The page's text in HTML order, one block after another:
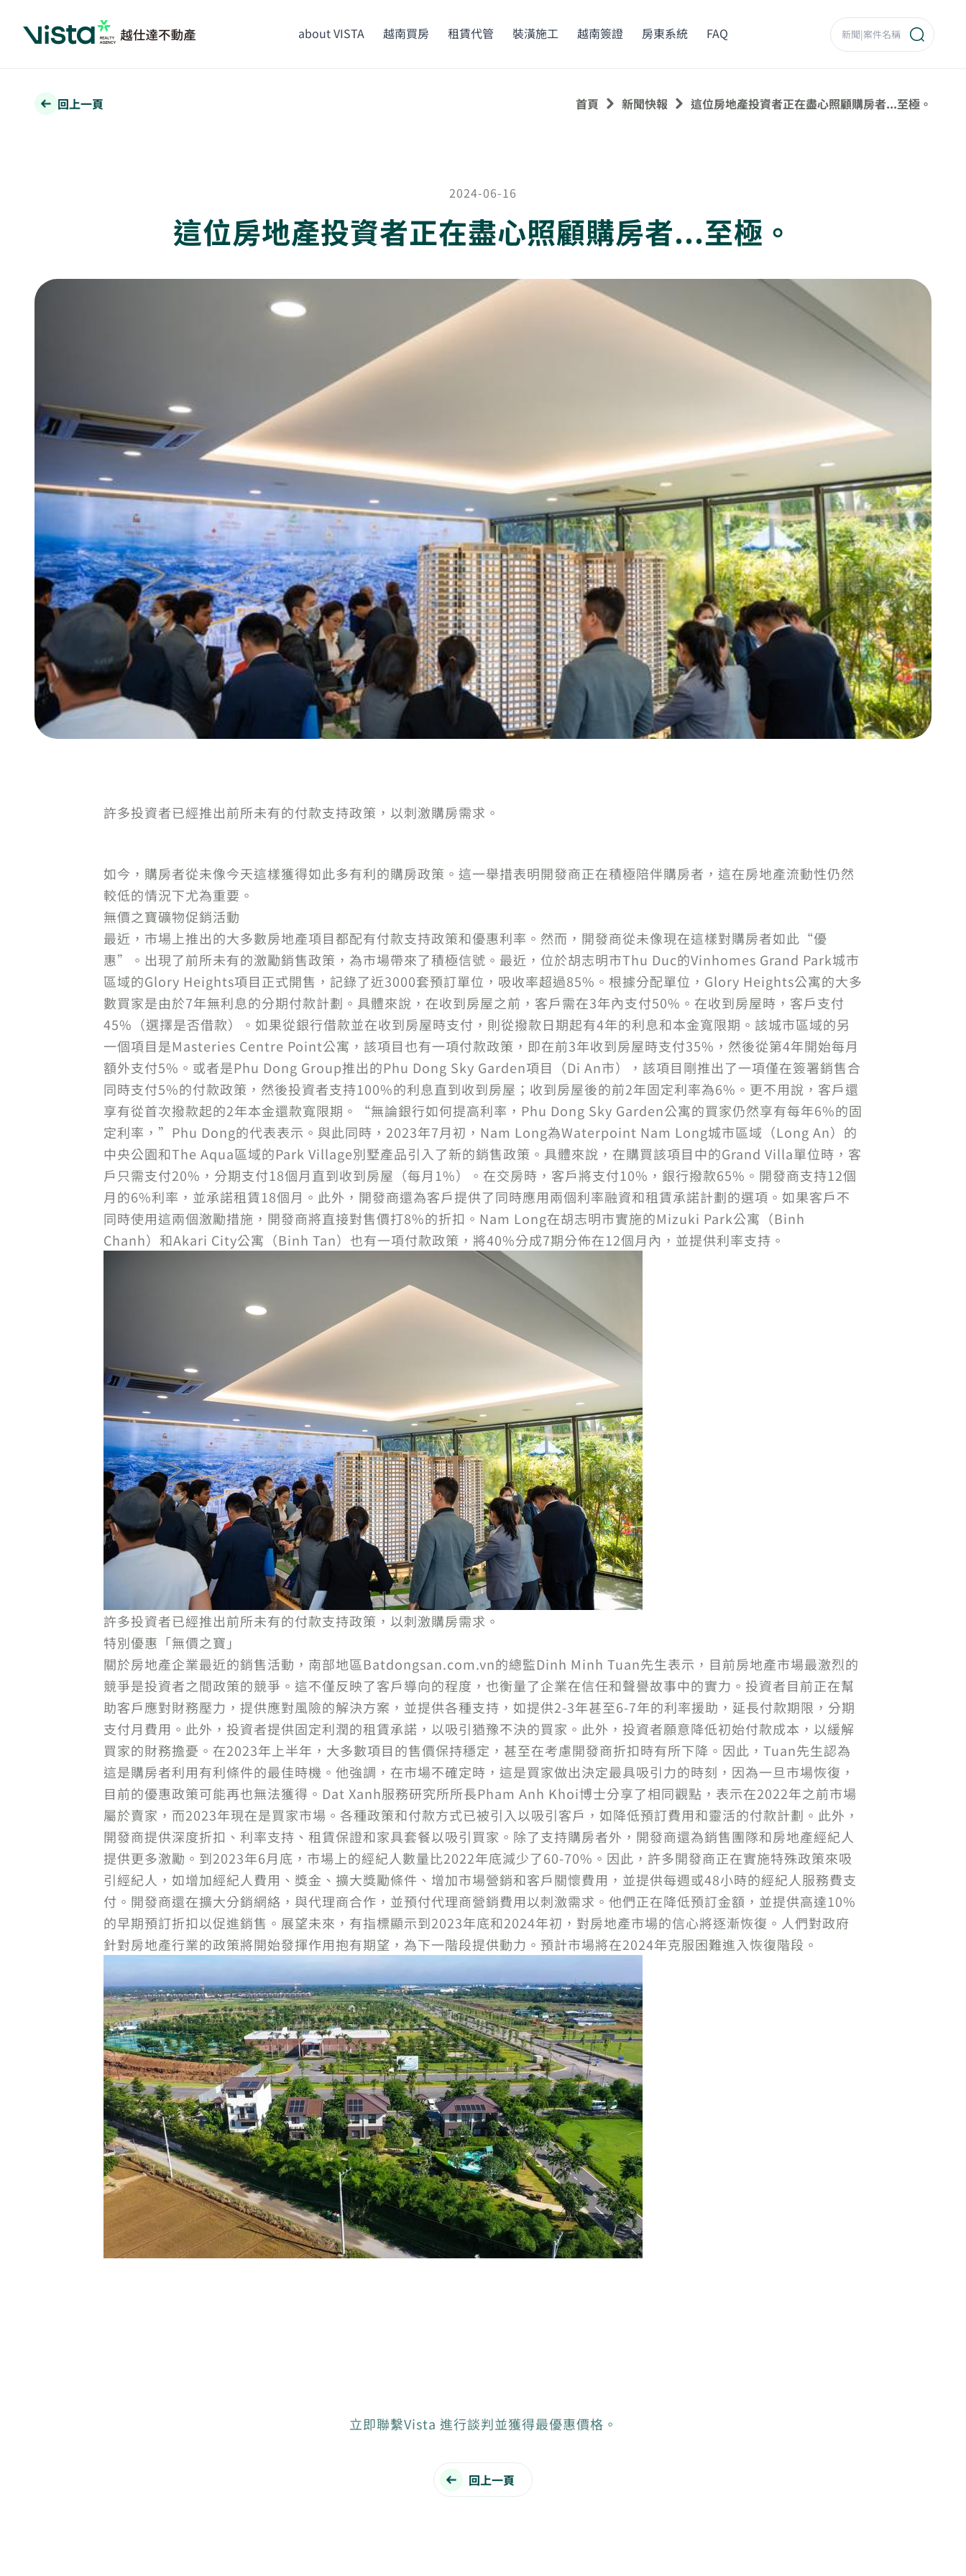
about VISTA 越南買房 租賃代管 裝潢施工 越南簽證 房東系統 FAQ
回上一頁 首頁 新聞快報 這位房地產投資者正在盡心照顧購房者...至極。
2024-06-16
這位房地產投資者正在盡心照顧購房者...至極。
許多投資者已經推出前所未有的付款支持政策，以刺激購房需求。
如今，購房者從未像今天這樣獲得如此多有利的購房政策。這一舉措表明開發商正在積極陪伴購房者，這在房地產流動性仍然
較低的情況下尤為重要。
無價之寶礦物促銷活動
最近，市場上推出的大多數房地產項目都配有付款支持政策和優惠利率。然而，開發商從未像現在這樣對購房者如此“優
惠”。出現了前所未有的激勵銷售政策，為市場帶來了積極信號。最近，位於胡志明市Thu Duc的Vinhomes Grand Park城市
區域的Glory Heights項目正式開售，記錄了近3000套預訂單位，吸收率超過85%。根據分配單位，Glory Heights公寓的大多
數買家是由於7年無利息的分期付款計劃。具體來說，在收到房屋之前，客戶需在3年內支付50%。在收到房屋時，客戶支付
45%（選擇是否借款）。如果從銀行借款並在收到房屋時支付，則從撥款日期起有4年的利息和本金寬限期。該城市區域的另
一個項目是Masteries Centre Point公寓，該項目也有一項付款政策，即在前3年收到房屋時支付35%，然後從第4年開始每月
額外支付5%。或者是Phu Dong Group推出的Phu Dong Sky Garden項目（Di An市），該項目剛推出了一項僅在簽署銷售合
同時支付5%的付款政策，然後投資者支持100%的利息直到收到房屋；收到房屋後的前2年固定利率為6%。更不用說，客戶還
享有從首次撥款起的2年本金還款寬限期。“無論銀行如何提高利率，Phu Dong Sky Garden公寓的買家仍然享有每年6%的固
定利率，”Phu Dong的代表表示。與此同時，2023年7月初，Nam Long為Waterpoint Nam Long城市區域（Long An）的
中央公園和The Aqua區域的Park Village別墅產品引入了新的銷售政策。具體來說，在購買該項目中的Grand Villa單位時，客
戶只需支付20%，分期支付18個月直到收到房屋（每月1%）。在交房時，客戶將支付10%，銀行撥款65%。開發商支持12個
月的6%利率，並承諾租賃18個月。此外，開發商還為客戶提供了同時應用兩個利率融資和租賃承諾計劃的選項。如果客戶不
同時使用這兩個激勵措施，開發商將直接對售價打8%的折扣。Nam Long在胡志明市實施的Mizuki Park公寓（Binh
Chanh）和Akari City公寓（Binh Tan）也有一項付款政策，將40%分成7期分佈在12個月內，並提供利率支持。
許多投資者已經推出前所未有的付款支持政策，以刺激購房需求。
特別優惠「無價之寶」
關於房地產企業最近的銷售活動，南部地區Batdongsan.com.vn的總監Dinh Minh Tuan先生表示，目前房地產市場最激烈的
競爭是投資者之間政策的競爭。這不僅反映了客戶導向的程度，也衡量了企業在信任和聲譽故事中的實力。投資者目前正在幫
助客戶應對財務壓力，提供應對風險的解決方案，並提供各種支持，如提供2-3年甚至6-7年的利率援助，延長付款期限，分期
支付月費用。此外，投資者提供固定利潤的租賃承諾，以吸引猶豫不決的買家。此外，投資者願意降低初始付款成本，以緩解
買家的財務擔憂。在2023年上半年，大多數項目的售價保持穩定，甚至在考慮開發商折扣時有所下降。因此，Tuan先生認為
這是購房者利用有利條件的最佳時機。他強調，在市場不確定時，這是買家做出決定最具吸引力的時刻，因為一旦市場恢復，
目前的優惠政策可能再也無法獲得。Dat Xanh服務研究所所長Pham Anh Khoi博士分享了相同觀點，表示在2022年之前市場
屬於賣家，而2023年現在是買家市場。各種政策和付款方式已被引入以吸引客戶，如降低預訂費用和靈活的付款計劃。此外，
開發商提供深度折扣、利率支持、租賃保證和家具套餐以吸引買家。除了支持購房者外，開發商還為銷售團隊和房地產經紀人
提供更多激勵。到2023年6月底，市場上的經紀人數量比2022年底減少了60-70%。因此，許多開發商正在實施特殊政策來吸
引經紀人，如增加經紀人費用、獎金、擴大獎勵條件、增加市場營銷和客戶關懷費用，並提供每週或48小時的經紀人服務費支
付。開發商還在擴大分銷網絡，與代理商合作，並預付代理商營銷費用以刺激需求。他們正在降低預訂金額，並提供高達10%
的早期預訂折扣以促進銷售。展望未來，有指標顯示到2023年底和2024年初，對房地產市場的信心將逐漸恢復。人們對政府
針對房地產行業的政策將開始發揮作用抱有期望，為下一階段提供動力。預計市場將在2024年克服困難進入恢復階段。
立即聯繫Vista 進行談判並獲得最優惠價格。
回上一頁